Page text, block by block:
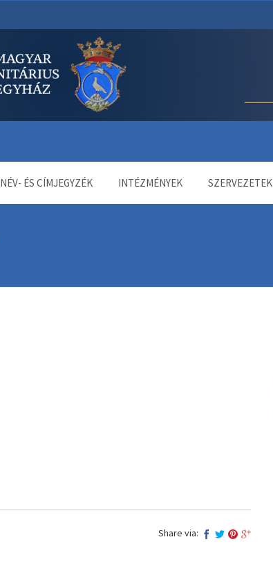
NÉV- ÉS CÍMJEGYZÉK INTÉZMÉNYEK SZERVEZETEK
Share via: